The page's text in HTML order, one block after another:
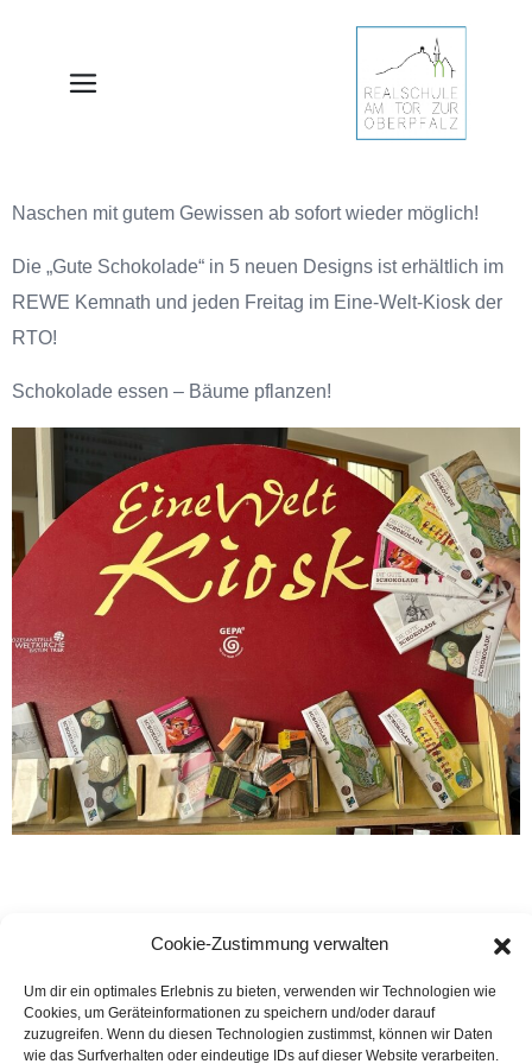
Cookie-Zustimmung verwalten
Um dir ein optimales Erlebnis zu bieten, verwenden wir Technologien wie
Cookies, um Geräteinformationen zu speichern und/oder darauf
zuzugreifen. Wenn du diesen Technologien zustimmst, können wir Daten
wie das Surfverhalten oder eindeutige IDs auf dieser Website verarbeiten.
Naschen mit gutem Gewissen ab sofort wieder möglich!
Die „Gute Schokolade“ in 5 neuen Designs ist erhältlich im
REWE Kemnath und jeden Freitag im Eine-Welt-Kiosk der
RTO!
Schokolade essen – Bäume pflanzen!